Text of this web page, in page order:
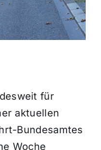
für
aktuellen
Bundesamtes
Woche